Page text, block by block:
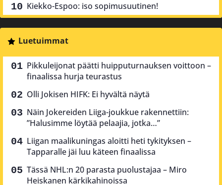
Kiekko-Espoo: iso sopimusuutinen!
Luetuimmat
Pikkuleijonat päätti huipputurnauksen voittoon –
finaalissa hurja teurastus
Olli Jokisen HIFK: Ei hyvältä näytä
Näin Jokereiden Liiga-joukkue rakennettiin:
”Halusimme löytää pelaajia, jotka…”
Liigan maalikuningas aloitti heti tykityksen –
Tapparalle jäi luu käteen finaalissa
Tässä NHL:n 20 parasta puolustajaa – Miro
Heiskanen kärkikahinoissa